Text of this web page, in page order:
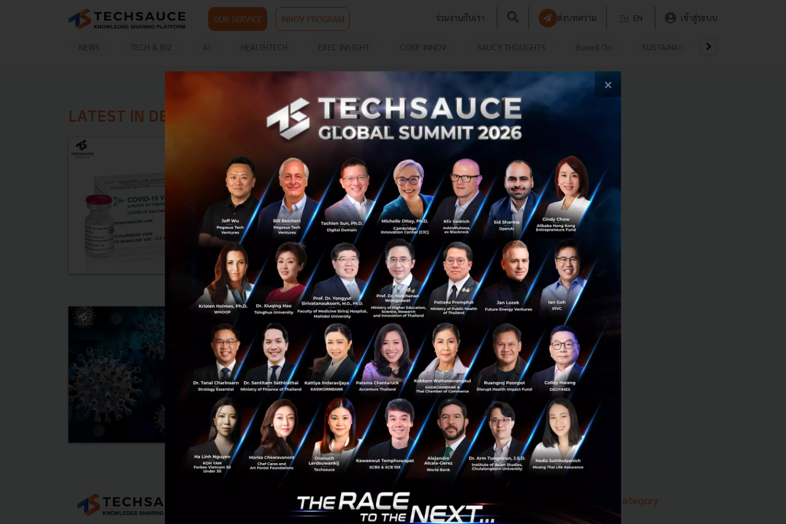
OUR SERVICE INNOV PROGRAM ร่วมงานกับเรา ส่งบทความ TH EN เข้าสู่ระบบ
NEWS TECH & BIZ AI HEALTHTECH EXEC INSIGHT CORP INNOV SAUCY THOUGHTS Based On SUSTAINABLE
LATEST IN DELTA VARIANT
Vaxzevria is highly effective after one
dose against severe disease or
hospitalisation caused by Beta and Delta
variants of concern
Vaxzevria is highly effective after one dose against
severe disease or hospitalisation caused by Beta and
Delta variants of concern...
August 5, 2021| ByTechsauce Team
1
PR News Vaxzevria AstraZeneca Beta variant Delta variant
สื่อนอก เผย หมู่เกาะเซเชลล์ มีผู้เสียชีวิตจากโควิดเดลต้า
เพิ่ม แม้ฉีดวัคซีนครบ 2 โดสแล้ว
ประเทศหมู่เกาะเซเชลล์ได้เผยแพร่ยอดผู้เสียชีวิตจากการแพร่
ระบาดโควิด-19 สายพันธุ์เดลต้าของอินเดียเพิ่มขึ้น 6 ราย ซึ่ง
ทั้งหมดล้วนเป็นผู้ที่ได้รับวัคซีนครบทั้งสองโดสแล้ว...
กรกฎาคม 2, 2021 | ByTechsauce Team
News covid-19 delta variant
Techsauce Media
About Techsauce
Trending Tags
Corporate Innovation
Techsauce Category
News
×